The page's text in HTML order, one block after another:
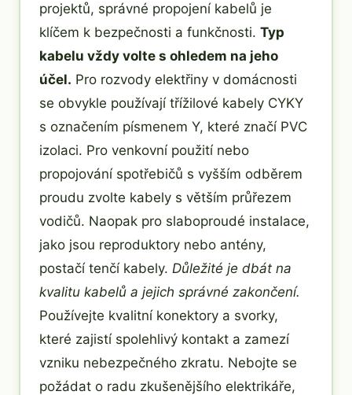
projektů, správné propojení kabelů je
klíčem k bezpečnosti a funkčnosti. Typ
kabelu vždy volte s ohledem na jeho
účel. Pro rozvody elektřiny v domácnosti
se obvykle používají třížilové kabely CYKY
s označením písmenem Y, které značí PVC
izolaci. Pro venkovní použití nebo
propojování spotřebičů s vyšším odběrem
proudu zvolte kabely s větším průřezem
vodičů. Naopak pro slaboproudé instalace,
jako jsou reproduktory nebo antény,
postačí tenčí kabely. Důležité je dbát na
kvalitu kabelů a jejich správné zakončení.
Používejte kvalitní konektory a svorky,
které zajistí spolehlivý kontakt a zamezí
vzniku nebezpečného zkratu. Nebojte se
požádat o radu zkušenějšího elektrikáře,